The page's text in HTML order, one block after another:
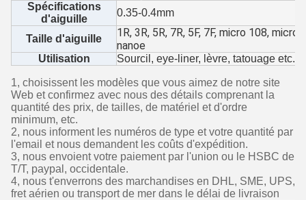
Spécifications
d'aiguille
0.35-0.4mm
Taille d'aiguille
1R, 3R, 5R, 7R, 5F, 7F, micro 108,
nanoe
Utilisation Sourcil, eye-liner, lèvre, tatouage etc.
1, choisissent les modèles que vous aimez de notre site
Web et confirmez avec nous des détails comprenant la
quantité des prix, de tailles, de matériel et d'ordre
minimum, etc.
2, nous informent les numéros de type et votre quantité par
l'email et nous demandent les coûts d'expédition.
3, nous envoient votre paiement par l'union ou le HSBC de
T/T, paypal, occidentale.
4, nous t'enverrons des marchandises en DHL, SME, UPS,
fret aérien ou transport de mer dans le délai de livraison